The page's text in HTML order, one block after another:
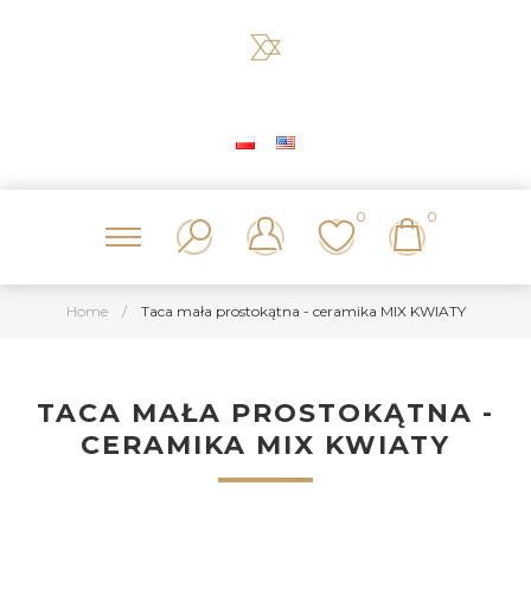
0 0
Home / Taca mała prostokątna - ceramika MIX KWIATY
TACA MAŁA PROSTOKĄTNA -
CERAMIKA MIX KWIATY